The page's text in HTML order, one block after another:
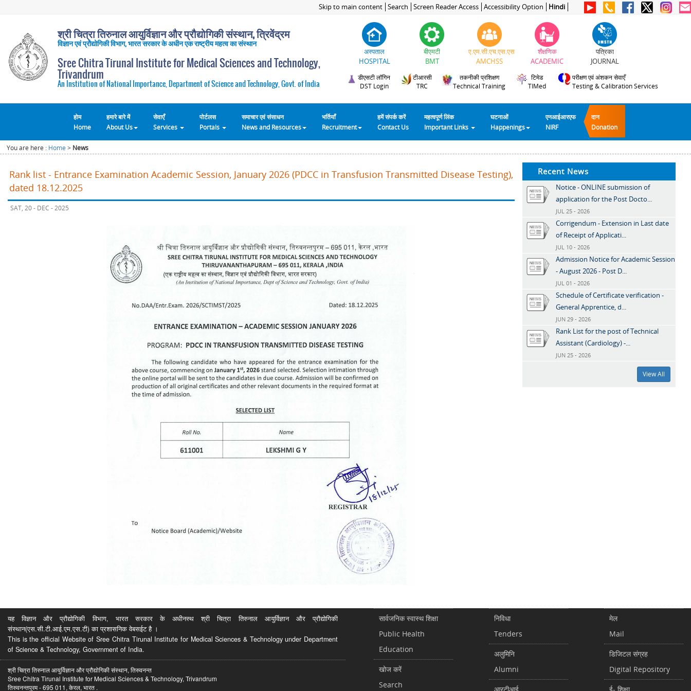
Skip to main content Search Screen Reader Access Accessibility Option Hindi
श्री चित्रा तिरुनाल आयुर्विज्ञान और प्रौद्योगिकी संस्थान, त्रिवेंद्रम
विज्ञान एवं प्रौद्योगिकी विभाग, भारत सरकार के अधीन एक राष्ट्रीय महत्व का संस्थान
Sree Chitra Tirunal Institute for Medical Sciences and Technology,
Trivandrum
An Institution of National Importance, Department of Science and Technology, Govt. of India
अस्पताल
HOSPITAL
बीएमटी
BMT
ए.एम.सी.एच.एस.एस
AMCHSS
शैक्षणिक
ACADEMIC
पत्रिका
JOURNAL
डीएसटी लॉगिन
DST Login
टीआरसी
TRC
तकनीकी प्रशिक्षण
Technical Training
टिमेड
TIMed
परीक्षण एवं अंशकन सेवाएँ
Testing & Calibration Services
होम
Home
हमारे बारे में
About Us
सेवाएँ
Services
पोर्टलस
Portals
समाचार एवं संसाधन
News and Resources
भर्तियाँ
Recruitment
हमें संपर्क करें
Contact Us
महत्वपूर्ण लिंक
Important Links
घटनाओं
Happenings
एनआईआरएफ
NIRF
दान
Donation
You are here : Home > News
Rank list - Entrance Examination Academic Session, January 2026 (PDCC in Transfusion Transmitted Disease Testing),
dated 18.12.2025
SAT, 20 - DEC - 2025
Recent News
Notice - ONLINE submission of
application for the Post Docto...
JUL 25 - 2026
Corrigendum - Extension in Last date
of Receipt of Applicati...
JUL 10 - 2026
Admission Notice for Academic Session
- August 2026 - Post D...
JUL 01 - 2026
Schedule of Certificate verification -
General Apprentice, d...
JUN 29 - 2026
Rank List for the post of Technical
Assistant (Cardiology) -...
JUN 25 - 2026
View All
यह विज्ञान और प्रौद्योगिकी विभाग, भारत सरकार के अधीनस्थ श्री चित्रा तिरुनाल आयुर्विज्ञान और प्रौद्योगिकी
संस्थान(एस.सी.टी.आई.एम.एस.टी) का प्रशासनिक वेबसईट है ।
This is the official Website of Sree Chitra Tirunal Institute for Medical Sciences & Technology under Department
of Science & Technology, Government of India.
श्री चित्रा तिरुनाल आयुर्विज्ञान और प्रौद्योगिकी संस्थान, तिरुवनन्त
Sree Chitra Tirunal Institute for Medical Sciences & Technology, Trivandrum
तिरुवनन्तपुरम - 695 011, केरल, भारत .
सार्वजनिक स्वास्थ शिक्षा
Public Health
Education
खोज करें
Search
निविधा
Tenders
अलुमिनि
Alumni
मेल
Mail
डिजिटल संग्रह
Digital Repository